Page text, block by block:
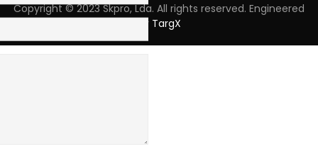
Copyright © 2023 Skpro, Lda. All rights reserved. Engineered
by TargX